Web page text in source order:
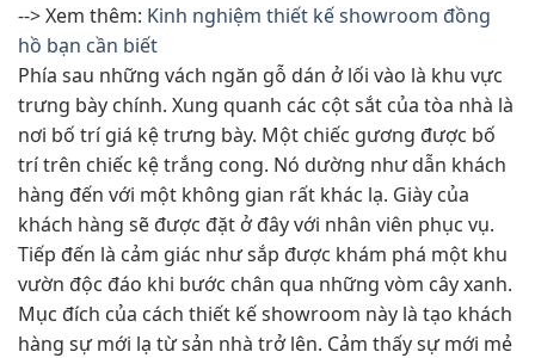
--> Xem thêm: Kinh nghiệm thiết kế showroom đồng
hồ bạn cần biết
Phía sau những vách ngăn gỗ dán ở lối vào là khu vực
trưng bày chính. Xung quanh các cột sắt của tòa nhà là
nơi bố trí giá kệ trưng bày. Một chiếc gương được bố
trí trên chiếc kệ trắng cong. Nó dường như dẫn khách
hàng đến với một không gian rất khác lạ. Giày của
khách hàng sẽ được đặt ở đây với nhân viên phục vụ.
Tiếp đến là cảm giác như sắp được khám phá một khu
vườn độc đáo khi bước chân qua những vòm cây xanh.
Mục đích của cách thiết kế showroom này là tạo khách
hàng sự mới lạ từ sản nhà trở lên. Cảm thấy sự mới mẻ